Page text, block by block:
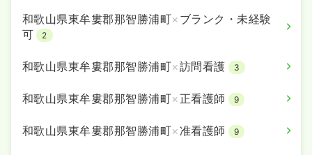
和歌山県東牟婁郡那智勝浦町× ブランク・未経験
可
2
和歌山県東牟婁郡那智勝浦町×訪問看護 3
和歌山県東牟婁郡那智勝浦町× 正看護師 9
和歌山県東牟婁郡那智勝浦町×准看護師 9